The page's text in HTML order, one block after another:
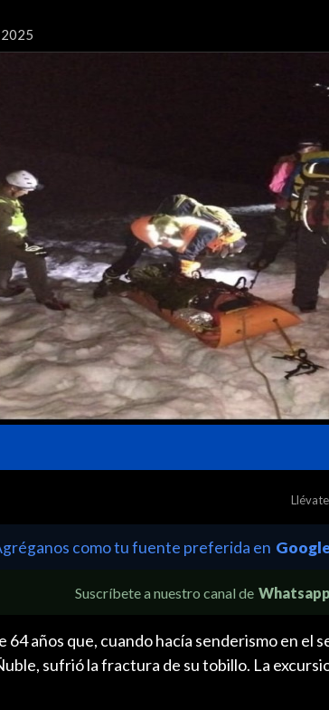
como tu fuente preferida en
Suscríbete a nuestro canal de Whatsapp
64 años que, cuando hacía senderismo en el
sufrió la fractura de su tobillo. La